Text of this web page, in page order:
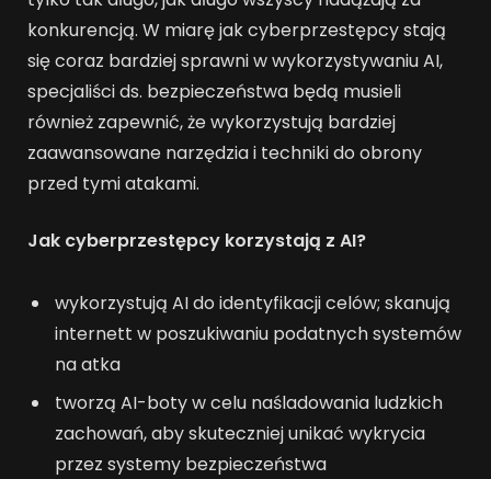
konkurencją. W miarę jak cyberprzestępcy stają
się coraz bardziej sprawni w wykorzystywaniu AI,
specjaliści ds. bezpieczeństwa będą musieli
również zapewnić, że wykorzystują bardziej
zaawansowane narzędzia i techniki do obrony
przed tymi atakami.
Jak cyberprzestępcy korzystają z AI?
wykorzystują AI do identyfikacji celów; skanują
internett w poszukiwaniu podatnych systemów
na atka
tworzą AI-boty w celu naśladowania ludzkich
zachowań, aby skuteczniej unikać wykrycia
przez systemy bezpieczeństwa